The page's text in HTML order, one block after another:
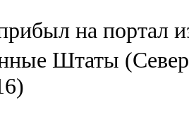
на портал
Штаты